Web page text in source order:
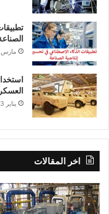
مارس 13, 2024
يناير 13, 2024
اخر المقالات